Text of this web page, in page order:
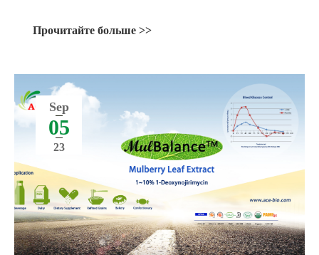
Прочитайте больше >>
Sep
05
23